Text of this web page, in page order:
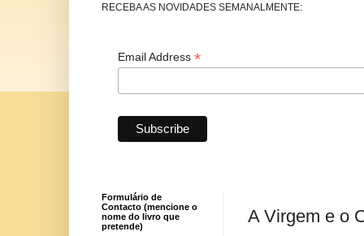
RECEBA AS NOVIDADES SEMANALMENTE:
Email Address *
A Virgem e o
Formulário de
Contacto (mencione o
nome do livro que
pretende)